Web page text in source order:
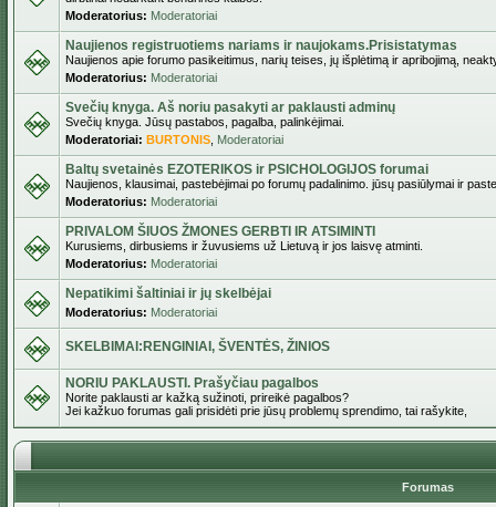
Moderatorius: Moderatoriai
Naujienos registruotiems nariams ir naujokams.Prisistatymas
Naujienos apie forumo pasikeitimus, narių teises, jų išplėtimą ir apribojimą,
Moderatorius: Moderatoriai
Svečių knyga. Aš noriu pasakyti ar paklausti adminų
Svečių knyga. Jūsų pastabos, pagalba, palinkėjimai.
Moderatoriai: BURTONIS Moderatoriai
Baltų svetainės EZOTERIKOS ir PSICHOLOGIJOS forumai
Naujienos, klausimai, pastebėjimai po forumų padalinimo. jūsų pasiūlymai ir
Moderatorius: Moderatoriai
PRIVALOM ŠIUOS ŽMONES GERBTI IR ATSIMINTI
Kurusiems, dirbusiems ir žuvusiems už Lietuvą ir jos laisvę atminti.
Moderatorius: Moderatoriai
Nepatikimi šaltiniai ir jų skelbėjai
Moderatorius: Moderatoriai
SKELBIMAI:RENGINIAI, ŠVENTĖS, ŽINIOS
NORIU PAKLAUSTI. Prašyčiau pagalbos
Norite paklausti ar kažką sužinoti, prireikė pagalbos?
Jei kažkuo forumas gali prisidėti prie jūsų problemų sprendimo, tai rašykite,
Forumas